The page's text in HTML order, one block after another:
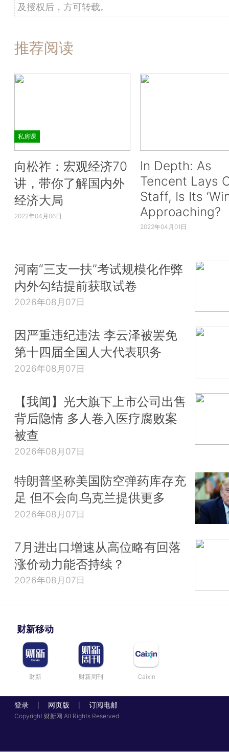
及授权后，方可转载。
推荐阅读
私房课
向松祚：宏观经济70
讲，带你了解国内外
经济大局
2022年04月06日
In Depth: As
Tencent Lays
Staff, Is Its
Approaching?
2022年04月01日
河南“三支一扶”考试规模化作弊
内外勾结提前获取试卷
2026年08月07日
因严重违纪违法 李云泽被罢免
第十四届全国人大代表职务
2026年08月07日
【我闻】光大旗下上市公司出售
背后隐情 多人卷入医疗腐败案
被查
2026年08月07日
特朗普坚称美国防空弹药库存充
足 但不会向乌克兰提供更多
2026年08月07日
7月进出口增速从高位略有回落
涨价动力能否持续？
2026年08月07日
财新移动
财新 财新周刊 Caixin
登录 网页版 订阅电邮
Copyright 财新网 All Rights Reserved